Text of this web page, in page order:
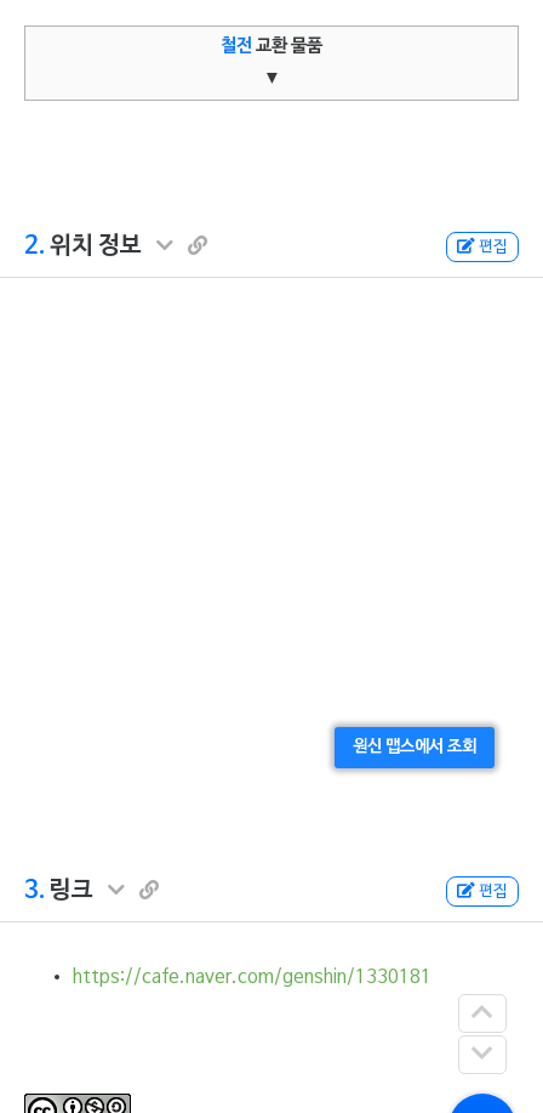
철전 교환 물품
▼
2. 위치 정보 편집
원신 맵스에서 조회
3. 링크 편집
https://cafe.naver.com/genshin/1330181